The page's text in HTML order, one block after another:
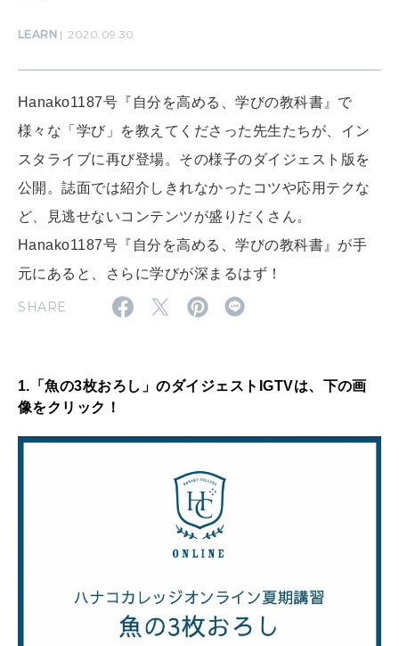
CULTURE
自分を耕す
WORK&MONEY
いい人生って？
MAGAZINE
2026年8月号『お茶の時間です。』
2026年6月号「大銀座 トレンドが生まれる 新しい一流店へ。」
2026年4月号「未来をつくる、学びの教科書。」
2026年3月号「スイーツ予想図 2026」
FOLLOW US!
LEARN 2020.09.30
Hanako1187号『自分を高める、学びの教科書』で
様々な「学び」を教えてくださった先生たちが、イン
スタライブに再び登場。その様子のダイジェスト版を
公開。誌面では紹介しきれなかったコツや応用テクな
ど、見逃せないコンテンツが盛りだくさん。
Hanako1187号『自分を高める、学びの教科書』が手
元にあると、さらに学びが深まるはず！
SHARE
1.「魚の3枚おろし」のダイジェストIGTVは、下の画
像をクリック！